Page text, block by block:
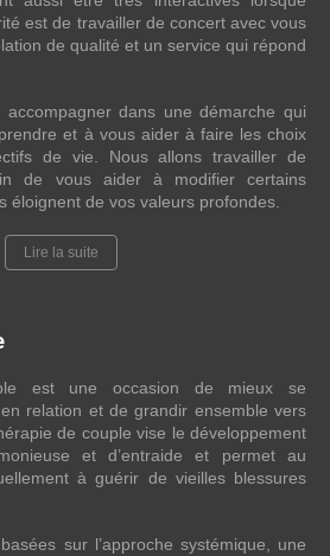
est de travailler de concert avec vous
de qualité et un service qui répond
dans une démarche qui
et à vous aider à faire les choix
de vie. Nous allons travailler de
de vous aider à modifier certains
éloignent de vos valeurs profondes.
Lire la suite
est une occasion de mieux se
relation et de grandir ensemble vers
de couple vise le développement
et d’entraide et permet au
à guérir de vieilles blessures
sur l’approche systémique, une